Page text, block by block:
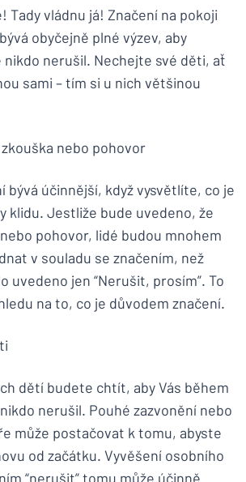
Tady vládnu já! Značení na pokoji
obyčejně plné výzev, aby
nikdo nerušil. Nechejte své děti, ať
sami – tím si u nich většinou
nebo pohovor
bývá účinnější, když vysvětlíte, co je
klidu. Jestliže bude uvedeno, že
pohovor, lidé budou mnohem
v souladu se značením, než
uvedeno jen “Nerušit, prosím”. To
na to, co je důvodem značení.
dětí budete chtít, aby Vás během
nerušil. Pouhé zazvonění nebo
může postačovat k tomu, abyste
od začátku. Vyvěšení osobního
“nerušit” tomu může účinně